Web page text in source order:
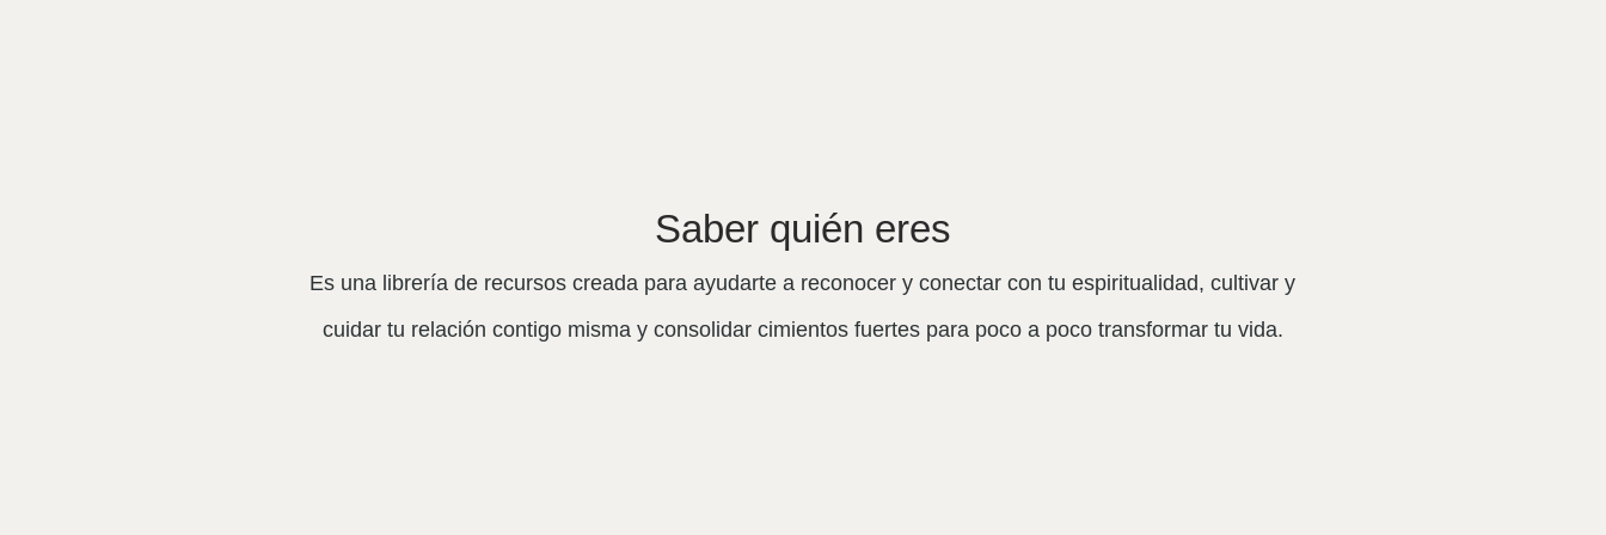
Saber quién eres
Es una librería de recursos creada para ayudarte a reconocer y conectar con tu espiritualidad, cultivar y
cuidar tu relación contigo misma y consolidar cimientos fuertes para poco a poco transformar tu vida.